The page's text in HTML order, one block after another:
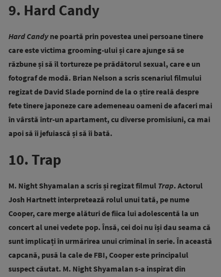
9. Hard Candy
Hard Candyne poartă prin povestea unei persoane tinere
care este victima grooming-ului și care ajunge să se
răzbune și să îl tortureze pe prădătorul sexual, care e un
fotograf de modă. Brian Nelson a scris scenariul filmului
regizat de David Slade pornind de la o știre reală despre
fete tinere japoneze care ademeneau oameni de afaceri mai
în vârstă într-un apartament, cu diverse promisiuni, ca mai
apoi să îi jefuiască și să îi bată.
10. Trap
M. Night Shyamalan a scris și regizat filmul Trap. Actorul
Josh Hartnett interpretează rolul unui tată, pe nume
Cooper, care merge alături de fiica lui adolescentă la un
concert al unei vedete pop. Însă, cei doi nu își dau seama că
sunt implicați în urmărirea unui criminal în serie. În această
capcană, pusă la cale de FBI, Cooper este principalul
suspect căutat. M. Night Shyamalan s-a inspirat din